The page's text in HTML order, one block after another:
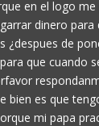
en el logo
dinero para
¿despues de
que cuando
bien es que
mi papa